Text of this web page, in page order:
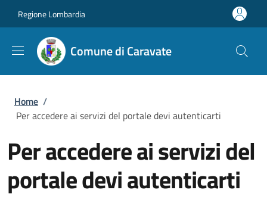
Regione Lombardia
Comune di Caravate
Briciole di pane
Home /
Per accedere ai servizi del portale devi autenticarti
Per accedere ai servizi del
portale devi autenticarti